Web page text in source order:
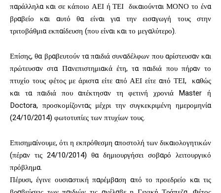
παράλληλα και σε κάποιο ΑΕΙ ή ΤΕΙ δικαιούνται ΜΟΝΟ το ένα
βραβείο και αυτό θα είναι για την εισαγωγή τους στην
τριτοβάθμια εκπαίδευση (που είναι και το μεγαλύτερο).
Επίσης, θα βραβευτούν τα παιδιά συναδέλφων που αρίστευσαν και
πρώτευσαν στα Πανεπιστημιακά έτη, τα παιδιά που πήραν το
πτυχίο τους φέτος με άριστα είτε από ΑΕΙ είτε από ΤΕΙ, καθώς
και τα παιδιά που απέκτησαν τη φετινή χρονιά Master ή
Doctora, προσκομίζοντας μέχρι την συγκεκριμένη ημερομηνία
(24/10/2014) φωτοτυπίες των πτυχίων τους.
Επισημαίνουμε, ότι η εκπρόθεσμη αποστολή των δικαιολογητικών
(πέραν τις 24/10/2014) θα δημιουργήσει σοβαρό λειτουργικό
πρόβλημα.
Πέρυσι, έγινε ουσιαστική παρέμβαση από το προεδρείο και τις